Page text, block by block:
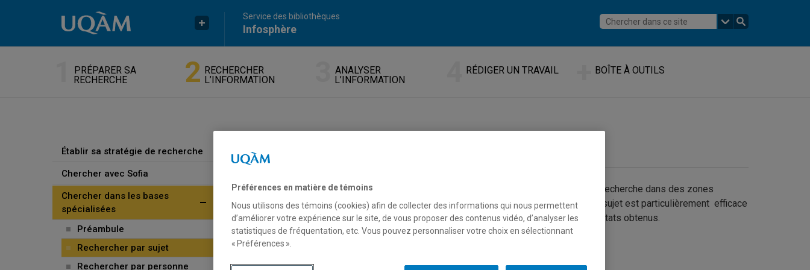
Service des bibliothèques
Infosphère
PRÉPARER SA
RECHERCHE
RECHERCHER
L’INFORMATION
ANALYSER
L’INFORMATION
RÉDIGER UN TRAVAIL BOÎTE À OUTILS
Établir sa stratégie de recherche
Chercher avec Sofia
Chercher dans les bases
spécialisées
Préambule
Rechercher par sujet
Rechercher par personne
RECHERCHER PAR SUJET
Les bases de données spécialisées offrent habituellement la possibilité de cibler la recherche dans des zones
d’information bien spécifiques telles que les champs titre ou auteur. La recherche par sujet est particulièrement efficace
pour repérer des documents à partir de concepts et augmenter la pertinence des résultats obtenus.
Objectifs
Préférences en matière de témoins
Nous utilisons des témoins (cookies) afin de collecter des informations qui nous permettent
d’améliorer votre expérience sur le site, de vous proposer des contenus vidéo, d’analyser les
statistiques de fréquentation, etc. Vous pouvez personnaliser votre choix en sélectionnant
« Préférences ».